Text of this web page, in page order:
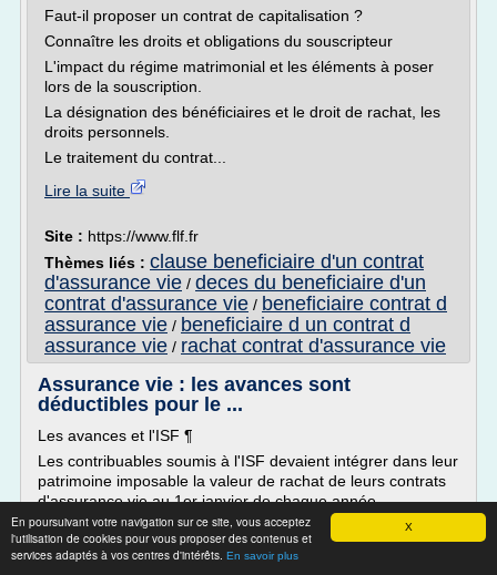
X
En poursuivant votre navigation sur ce site, vous acceptez
l'utilisation de cookies pour vous proposer des contenus et
services adaptés à vos centres d'intérêts. En savoir plus
Faut-il proposer un contrat de capitalisation ?
Connaître les droits et obligations du souscripteur
L'impact du régime matrimonial et les éléments à poser
lors de la souscription.
La désignation des bénéficiaires et le droit de rachat, les
droits personnels.
Le traitement du contrat...
Lire la suite
Site : https://www.flf.fr
Thèmes liés : clause beneficiaire d'un contrat
d'assurance vie / deces du beneficiaire d'un
contrat d'assurance vie / beneficiaire contrat d
assurance vie / beneficiaire d un contrat d
assurance vie / rachat contrat d'assurance vie
Assurance vie : les avances sont
déductibles pour le ...
Les avances et l'ISF ¶
Les contribuables soumis à l'ISF devaient intégrer dans leur
patrimoine imposable la valeur de rachat de leurs contrats
d'assurance vie au 1er janvier de chaque année
d'imposition. Cette règle valait pour tous les détenteurs
d'assurances vie, y compris ceux qui avaient obtenu une
avance sur leurs contrats. Seuls les contrats d'assurance